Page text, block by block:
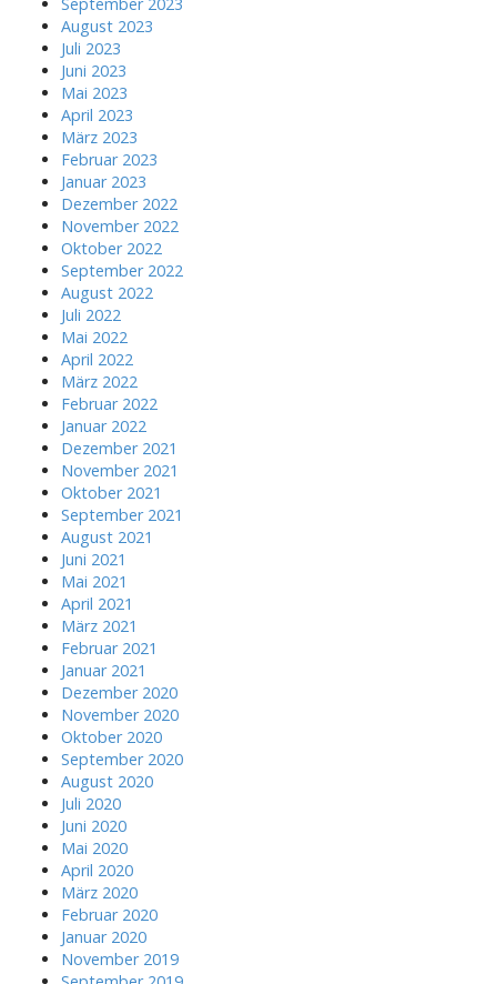
August 2023
Juli 2023
Juni 2023
Mai 2023
April 2023
März 2023
Februar 2023
Januar 2023
Dezember 2022
November 2022
Oktober 2022
September 2022
August 2022
Juli 2022
Mai 2022
April 2022
März 2022
Februar 2022
Januar 2022
Dezember 2021
November 2021
Oktober 2021
September 2021
August 2021
Juni 2021
Mai 2021
April 2021
März 2021
Februar 2021
Januar 2021
Dezember 2020
November 2020
Oktober 2020
September 2020
August 2020
Juli 2020
Juni 2020
Mai 2020
April 2020
März 2020
Februar 2020
Januar 2020
November 2019